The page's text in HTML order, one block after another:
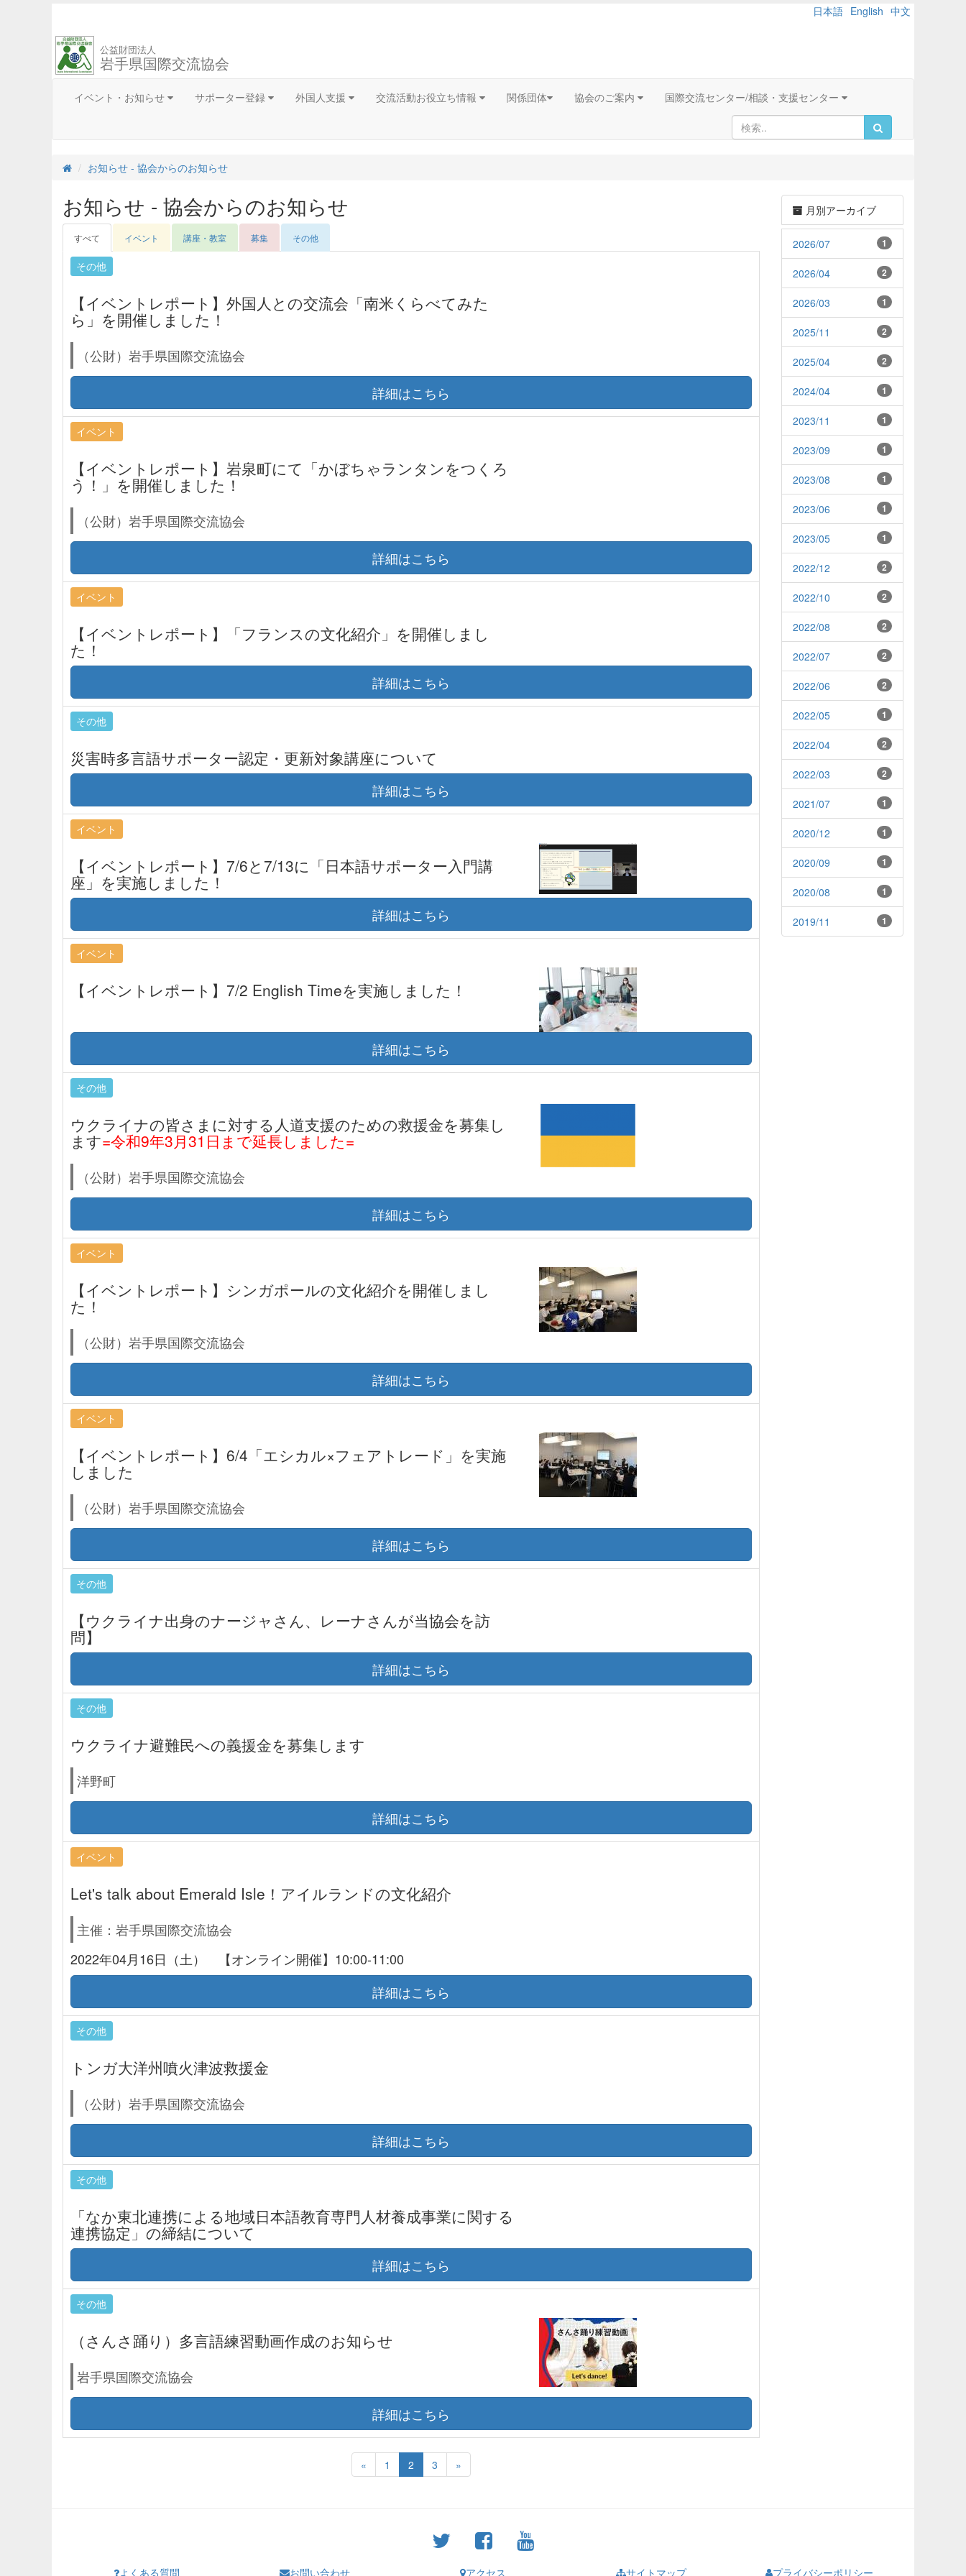
日本語 English 中文
公益財団法人
岩手県国際交流協会
イベント・お知らせ サポーター登録 外国人支援 交流活動お役立ち情報 関係団体 協会のご案内 国際交流センター/相談・支援センター
お知らせ - 協会からのお知らせ
お知らせ - 協会からのお知らせ
すべて イベント 講座・教室 募集 その他
その他
【イベントレポート】外国人との交流会「南米くらべてみた
ら」を開催しました！
（公財）岩手県国際交流協会
詳細はこちら
イベント
【イベントレポート】岩泉町にて「かぼちゃランタンをつくろ
う！」を開催しました！
（公財）岩手県国際交流協会
詳細はこちら
イベント
【イベントレポート】「フランスの文化紹介」を開催しまし
た！
詳細はこちら
その他
災害時多言語サポーター認定・更新対象講座について
詳細はこちら
イベント
【イベントレポート】7/6と7/13に「日本語サポーター入門講
座」を実施しました！
詳細はこちら
イベント
【イベントレポート】7/2 English Timeを実施しました！
詳細はこちら
その他
ウクライナの皆さまに対する人道支援のための救援金を募集し
ます=令和9年3月31日まで延長しました=
（公財）岩手県国際交流協会
詳細はこちら
イベント
【イベントレポート】シンガポールの文化紹介を開催しまし
た！
（公財）岩手県国際交流協会
詳細はこちら
イベント
【イベントレポート】6/4「エシカル×フェアトレード」を実施
しました
（公財）岩手県国際交流協会
詳細はこちら
その他
【ウクライナ出身のナージャさん、レーナさんが当協会を訪
問】
詳細はこちら
その他
ウクライナ避難民への義援金を募集します
洋野町
詳細はこちら
イベント
Let's talk about Emerald Isle！アイルランドの文化紹介
主催：岩手県国際交流協会
2022年04月16日（土） 【オンライン開催】10:00-11:00
詳細はこちら
その他
トンガ大洋州噴火津波救援金
（公財）岩手県国際交流協会
詳細はこちら
その他
「なか東北連携による地域日本語教育専門人材養成事業に関する
連携協定」の締結について
詳細はこちら
その他
（さんさ踊り）多言語練習動画作成のお知らせ
岩手県国際交流協会
詳細はこちら
« 1 2 3 »
月別アーカイブ
2026/07 1
2026/04 2
2026/03 1
2025/11 2
2025/04 2
2024/04 1
2023/11 1
2023/09 1
2023/08 1
2023/06 1
2023/05 1
2022/12 2
2022/10 2
2022/08 2
2022/07 2
2022/06 2
2022/05 1
2022/04 2
2022/03 2
2021/07 1
2020/12 1
2020/09 1
2020/08 1
2019/11 1
よくある質問 お問い合わせ アクセス サイトマップ プライバシーポリシー